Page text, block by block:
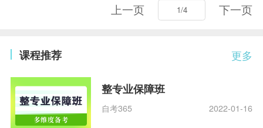
上一页 下一页
更多
课程推荐
整专业保障班
自考365 2022-01-16